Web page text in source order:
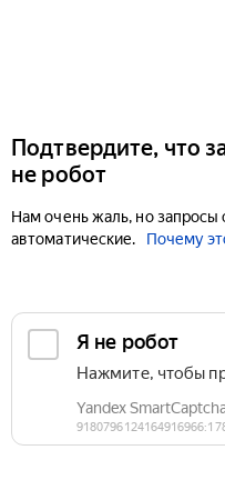
Подтвердите, что
не робот
Нам очень жаль, но запросы
автоматические.
Почему